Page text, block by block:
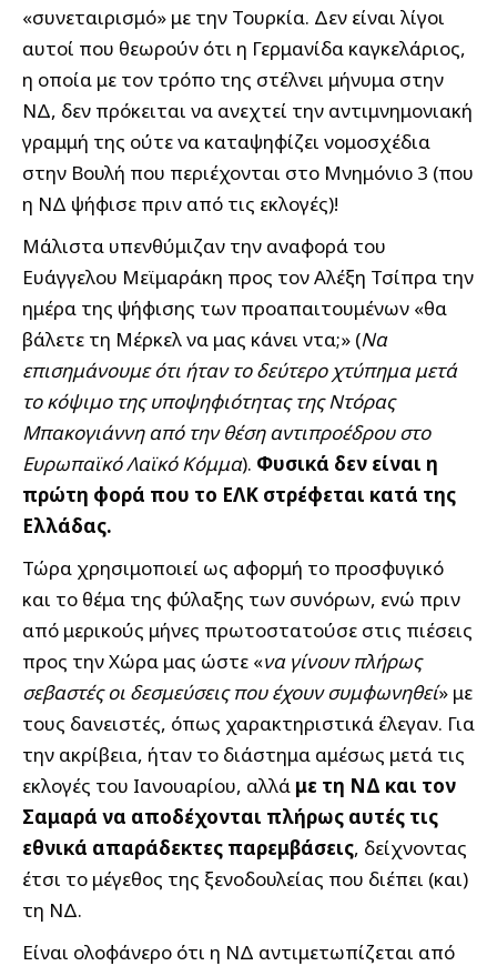
«συνεταιρισμό» με την Τουρκία. Δεν είναι λίγοι
αυτοί που θεωρούν ότι η Γερμανίδα καγκελάριος,
η οποία με τον τρόπο της στέλνει μήνυμα στην
ΝΔ, δεν πρόκειται να ανεχτεί την αντιμνημονιακή
γραμμή της ούτε να καταψηφίζει νομοσχέδια
στην Βουλή που περιέχονται στο Μνημόνιο 3 (που
η ΝΔ ψήφισε πριν από τις εκλογές)!
Μάλιστα υπενθύμιζαν την αναφορά του
Ευάγγελου Μεϊμαράκη προς τον Αλέξη Τσίπρα την
ημέρα της ψήφισης των προαπαιτουμένων «θα
βάλετε τη Μέρκελ να μας κάνει ντα;» (Να
επισημάνουμε ότι ήταν το δεύτερο χτύπημα μετά
το κόψιμο της υποψηφιότητας της Ντόρας
Μπακογιάννη από την θέση αντιπροέδρου στο
Ευρωπαϊκό Λαϊκό Κόμμα). Φυσικά δεν είναι η
πρώτη φορά που το ΕΛΚ στρέφεται κατά της
Ελλάδας.
Τώρα χρησιμοποιεί ως αφορμή το προσφυγικό
και το θέμα της φύλαξης των συνόρων, ενώ πριν
από μερικούς μήνες πρωτοστατούσε στις πιέσεις
προς την Χώρα μας ώστε «να γίνουν πλήρως
σεβαστές οι δεσμεύσεις που έχουν συμφωνηθεί» με
τους δανειστές, όπως χαρακτηριστικά έλεγαν. Για
την ακρίβεια, ήταν το διάστημα αμέσως μετά τις
εκλογές του Ιανουαρίου, αλλά με τη ΝΔ και τον
Σαμαρά να αποδέχονται πλήρως αυτές τις
εθνικά απαράδεκτες παρεμβάσεις, δείχνοντας
έτσι το μέγεθος της ξενοδουλείας που διέπει (και)
τη ΝΔ.
Είναι ολοφάνερο ότι η ΝΔ αντιμετωπίζεται από